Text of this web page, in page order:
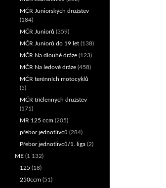
MČR Juniorských družstev
(184)
MČR Juniorů (359)
MČR Juniorů do 19 let (138)
MČR Na dlouhé dráze (123)
MČR Na ledové dráze (458)
MČR terénních motocyklů
(5)
MČR tříčlenných družstev
(171)
MR 125 ccm (205)
přebor jednotlivců (284)
Přebor jednotlivců/1. liga (2)
ME (1 132)
125 (18)
250ccm (51)